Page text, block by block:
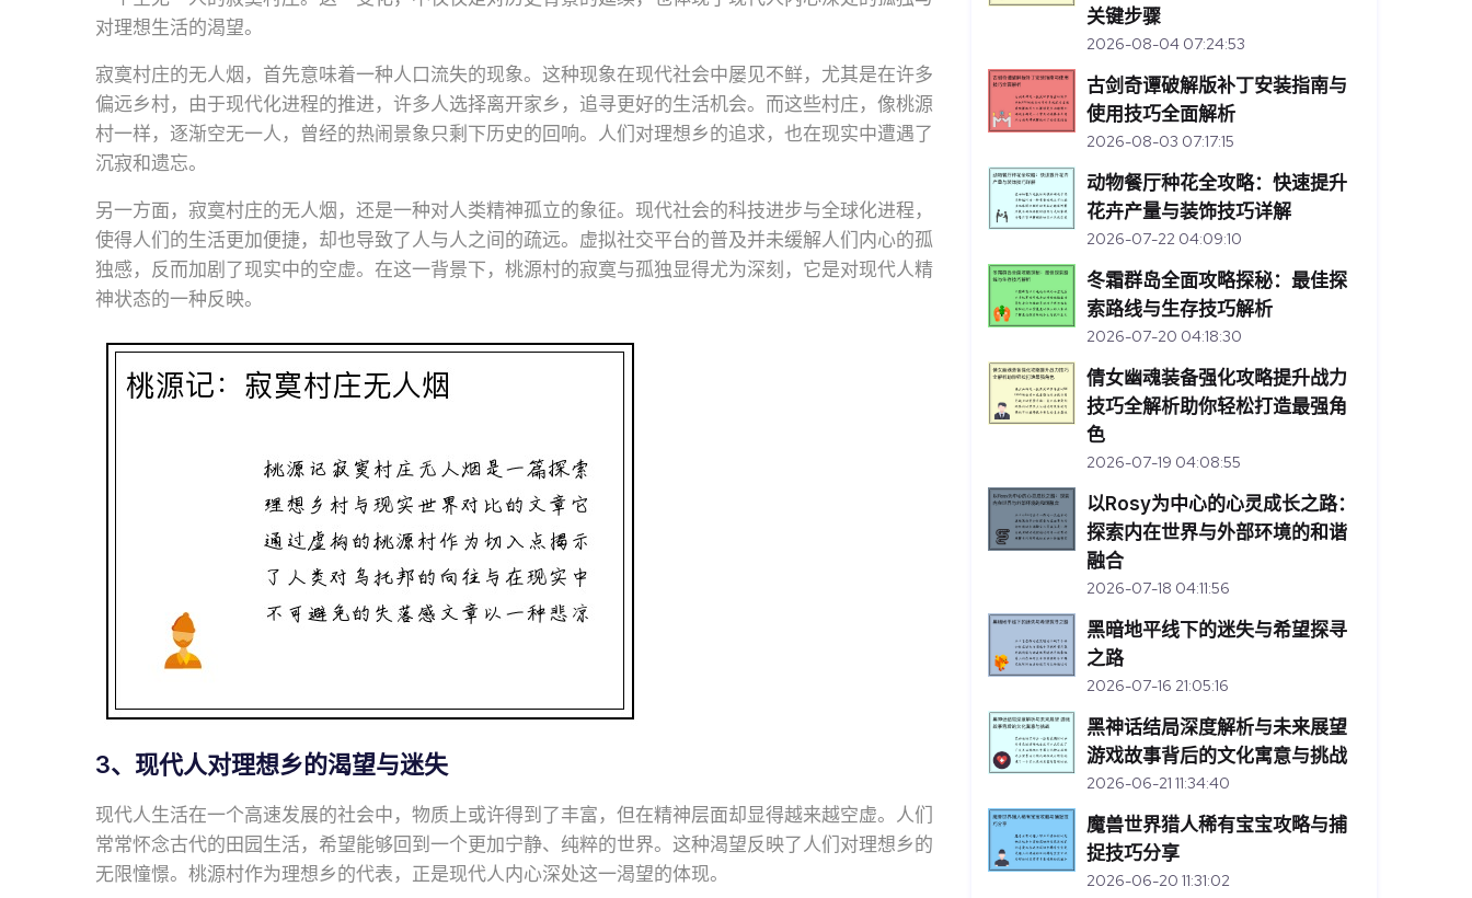
对理想生活的渴望。
寂寞村庄的无人烟，首先意味着一种人口流失的现象。这种现象在现代社会中屡见不鲜，尤其是在许多
偏远乡村，由于现代化进程的推进，许多人选择离开家乡，追寻更好的生活机会。而这些村庄，像桃源
村一样，逐渐空无一人，曾经的热闹景象只剩下历史的回响。人们对理想乡的追求，也在现实中遭遇了
沉寂和遗忘。
另一方面，寂寞村庄的无人烟，还是一种对人类精神孤立的象征。现代社会的科技进步与全球化进程，
使得人们的生活更加便捷，却也导致了人与人之间的疏远。虚拟社交平台的普及并未缓解人们内心的孤
独感，反而加剧了现实中的空虚。在这一背景下，桃源村的寂寞与孤独显得尤为深刻，它是对现代人精
神状态的一种反映。
3、现代人对理想乡的渴望与迷失
现代人生活在一个高速发展的社会中，物质上或许得到了丰富，但在精神层面却显得越来越空虚。人们
常常怀念古代的田园生活，希望能够回到一个更加宁静、纯粹的世界。这种渴望反映了人们对理想乡的
无限憧憬。桃源村作为理想乡的代表，正是现代人内心深处这一渴望的体现。
关键步骤
2026-08-04 07:24:53
古剑奇谭破解版补丁安装指南与
使用技巧全面解析
2026-08-03 07:17:15
动物餐厅种花全攻略：快速提升
花卉产量与装饰技巧详解
2026-07-22 04:09:10
冬霜群岛全面攻略探秘：最佳探
索路线与生存技巧解析
2026-07-20 04:18:30
倩女幽魂装备强化攻略提升战力
技巧全解析助你轻松打造最强角
色
2026-07-19 04:08:55
以Rosy为中心的心灵成长之路：
探索内在世界与外部环境的和谐
融合
2026-07-18 04:11:56
黑暗地平线下的迷失与希望探寻
之路
2026-07-16 21:05:16
黑神话结局深度解析与未来展望
游戏故事背后的文化寓意与挑战
2026-06-21 11:34:40
魔兽世界猎人稀有宝宝攻略与捕
捉技巧分享
2026-06-20 11:31:02